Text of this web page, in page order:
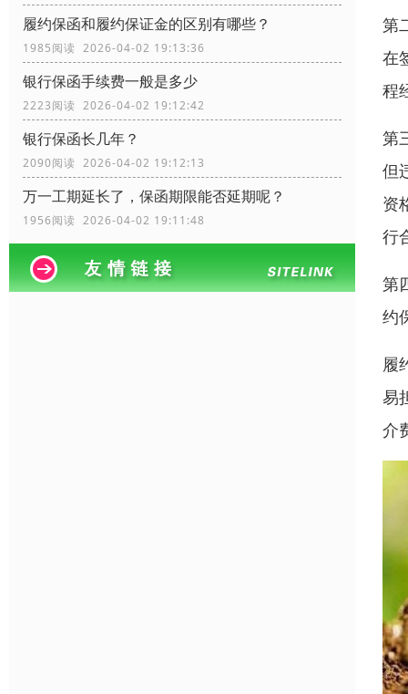
履约保函和履约保证金的区别有哪些？
1985阅读 2026-04-02 19:13:36
银行保函手续费一般是多少
2223阅读 2026-04-02 19:12:42
银行保函长几年？
2090阅读 2026-04-02 19:12:13
万一工期延长了，保函期限能否延期呢？
1956阅读 2026-04-02 19:11:48
第
在
程
第
但
资
行
第
约
履
易
介